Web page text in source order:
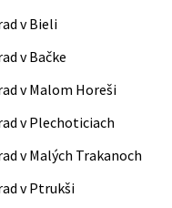
v Bieli
v Bačke
v Malom Horeši
v Plechoticiach
v Malých Trakanoch
v Ptrukši